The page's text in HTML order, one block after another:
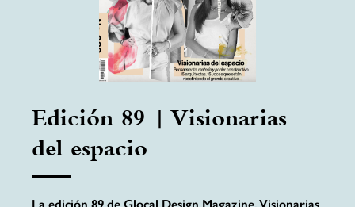
Edición 89 | Visionarias
del espacio